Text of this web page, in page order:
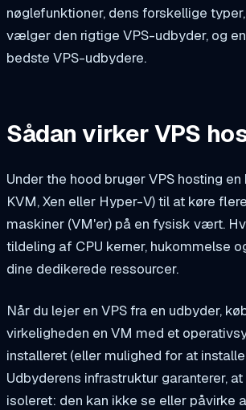
nøglefunktioner, dens forskellige
vælger den rigtige VPS-udbyder, og
bedste VPS-udbydere.
Sådan virker VPS
Under the hood bruger VPS hosting
KVM, Xen eller Hyper-V) til at køre
maskiner (VM'er) på en fysisk vært.
tildeling af CPU kerner, hukommelse
dine dedikerede ressourcer.
Når du lejer en VPS fra en udbyder,
virkeligheden en VM med et
installeret (eller mulighed for at
Udbyderens infrastruktur garanterer, at
isoleret: den kan ikke se eller påvirke